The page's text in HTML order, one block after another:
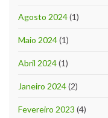
Agosto 2024(1)
Maio 2024(1)
Abril 2024(1)
Janeiro 2024(2)
Fevereiro 2023 (4)